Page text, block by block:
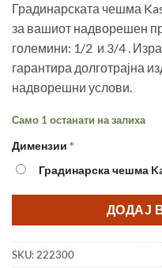
Градинарската чешма
за вашиот надворешен
големини: 1/2 и 3/4 .
гарантира долготрајна
надворешни услови.
Само 1 останати на залиха
Димензии
Градинарска чешма
ДОДАЈ
SKU: 222300